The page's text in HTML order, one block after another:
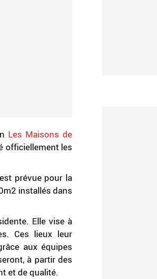
Les Maisons de
officiellement les
prévue pour la
installés dans
Elle vise à
Ces lieux leur
aux équipes
à partir des
et de qualité.